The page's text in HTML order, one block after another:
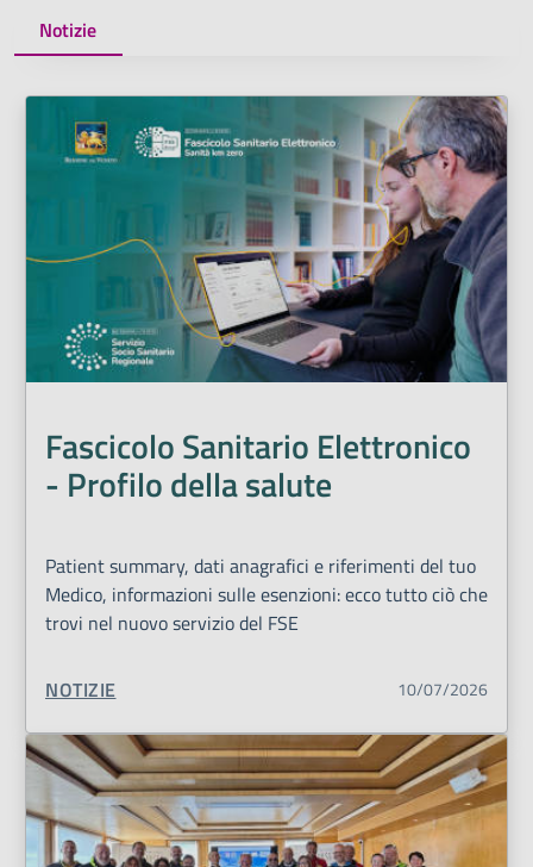
Notizie
Fascicolo Sanitario Elettronico
- Profilo della salute
Patient summary, dati anagrafici e riferimenti del tuo
Medico, informazioni sulle esenzioni: ecco tutto ciò che
trovi nel nuovo servizio del FSE
TIPO CONTENUTO:
NOTIZIE 10/07/2026